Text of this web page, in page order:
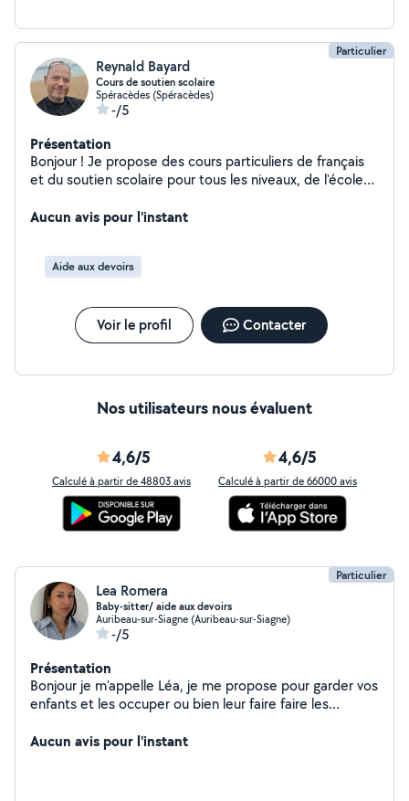
Particulier
Reynald Bayard
Cours de soutien scolaire
Spéracèdes (Spéracèdes)
-/5
Présentation
Bonjour ! Je propose des cours particuliers de français
et du soutien scolaire pour tous les niveaux, de l'école
Peymenade... Que vous souhaitiez améliorer vos
expression écrite et orale) ou bénéficier d'un
accompagnement personnalisé dans d'autres matières,
à vos besoins et à votre rythme, redonner confiance et
sans stress. Exercices pratiques et ludiques pour mieux
comprendre Suivi régulier et conseils personnalisés pour
distance, je m'engage à rendre l'apprentissage agréable
et motivant. Tarifs : 25 euros par heure N'hésitez pas à
me contacter pour plus d'informations ou pour fixer une
Aucun avis pour l'instant
Aide aux devoirs
Voir le profil Contacter
Nos utilisateurs nous évaluent
4,6/5
Calculé à partir de 48803 avis
4,6/5
Calculé à partir de 66000 avis
Particulier
Lea Romera
Baby-sitter/ aide aux devoirs
Auribeau-sur-Siagne (Auribeau-sur-Siagne)
-/5
Présentation
Bonjour je m'appelle Léa, je me propose pour garder vos
enfants et les occuper ou bien leur faire faire les
Aucun avis pour l'instant